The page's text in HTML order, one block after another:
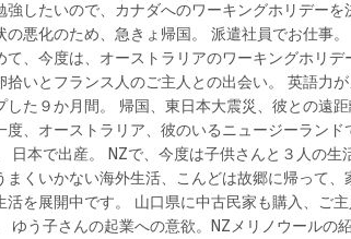
強したいので、カナダへのワーキングホリデーを
の悪化のため、急きょ帰国。 派遣社員でお仕事。
て、今度は、オーストラリアのワーキングホリデ
拾いとフランス人のご主人との出会い。 英語力
した９か月間。 帰国、東日本大震災、彼との遠
度、オーストラリア、彼のいるニュージーランド
日本で出産。 NZで、今度は子供さんと３人の生
まくいかない海外生活、こんどは故郷に帰って、
活を展開中です。 山口県に中古民家も購入、ご
ゆう子さんの起業への意欲。NZメリノウールの紹